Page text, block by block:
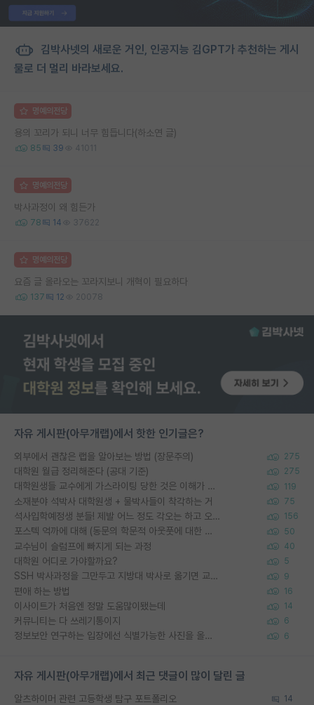
김박사넷의 새로운 거인, 인공지능 김GPT가 추천하는 게시
물로 더 멀리 바라보세요.
명예의전당
용의 꼬리가 되니 너무 힘듭니다(하소연 글)
85 39 41011
명예의전당
박사과정이 왜 힘든가
78 14 37622
명예의전당
요즘 글 올라오는 꼬라지보니 개혁이 필요하다
137 12 20078
자유 게시판(아무개랩)에서 핫한 인기글은?
외부에서 괜찮은 랩을 알아보는 방법 (장문주의) 275
대학원 월급 정리해준다 (공대 기준) 275
대학원생들 교수에게 가스라이팅 당한 것은 이해가 갑니다. 안타깝네요. 119
소재분야 석박사 대학원생 + 물박사들이 착각하는 거 75
석사입학예정생 분들! 제발 어느 정도 각오는 하고 오세요. 156
포스텍 억까에 대해 (동문의 학문적 아웃풋에 대한 반박) 50
교수님이 슬럼프에 빠지게 되는 과정 40
대학원 어디로 가야할까요? 5
SSH 박사과정을 그만두고 지방대 박사로 옮기면 교수의 꿈은 끝일까요? 9
편애 하는 방법 16
이사이트가 처음엔 정말 도움많이됐는데 14
커뮤니티는 다 쓰레기통이지 6
정보보안 연구하는 입장에선 식별가능한 사진을 올리는건 비추이긴함 6
자유 게시판(아무개랩)에서 최근 댓글이 많이 달린 글
알츠하이머 관련 고등학생 탐구 포트폴리오 14